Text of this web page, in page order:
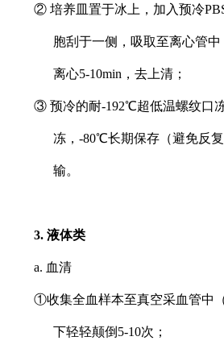
② 培养皿置于冰上，加入预冷
胞刮于一侧，吸取至离心管中
离心5-10min，去上清；
③ 预冷的耐-192℃超低温螺纹口
冻，-80℃长期保存（避免反
输。
3. 液体类
a. 血清
①收集全血样本至真空采血管中
下轻轻颠倒5-10次；